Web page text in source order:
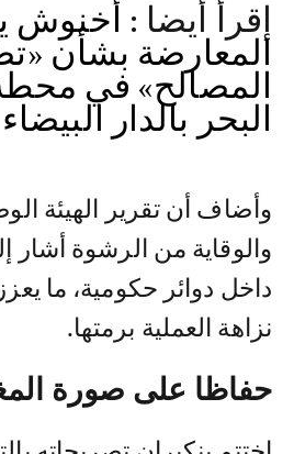
إقرأ أيضا : أخنوش
المعارضة بشأن
المصالح» في
البحر بالدار البيضاء
وأضاف أن تقرير الهيئة
والوقاية من الرشوة أشار
داخل دوائر حكومية، ما
نزاهة العملية برمتها.
حفاظا على صورة